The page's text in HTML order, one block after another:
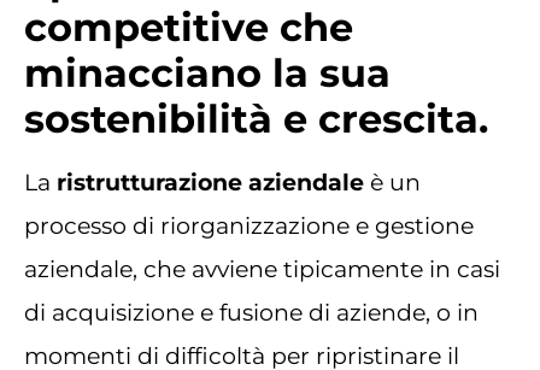
competitive che
minacciano la sua
sostenibilità e crescita.
La ristrutturazione aziendale è un
processo di riorganizzazione e gestione
aziendale, che avviene tipicamente in casi
di acquisizione e fusione di aziende, o in
momenti di difficoltà per ripristinare il